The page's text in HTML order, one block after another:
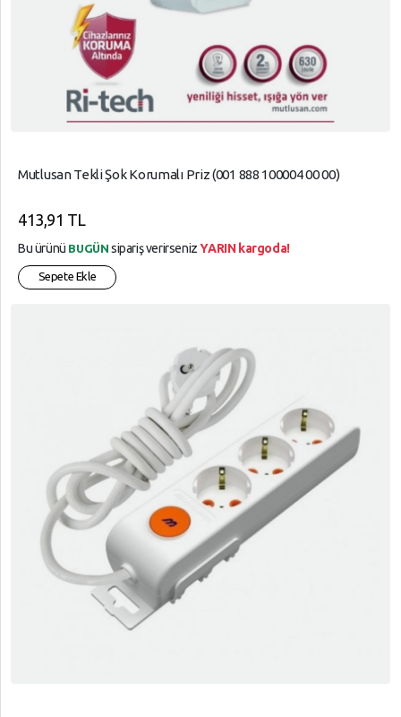
Mutlusan Tekli Şok Korumalı Priz (001 888 100004 00 00)
413,91 TL
Bu ürünü BUGÜN sipariş verirsenizYARIN kargoda!
Sepete Ekle